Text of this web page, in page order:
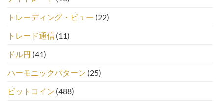
トレーディング・ビュー (22)
トレード通信 (11)
ドル円 (41)
ハーモニックパターン (25)
ビットコイン (488)